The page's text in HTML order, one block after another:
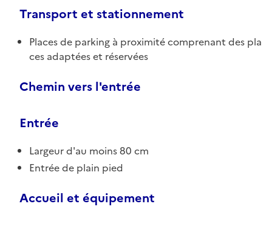
Transport et stationnement
Places de parking à proximité comprenant des pla
ces adaptées et réservées
Chemin vers l'entrée
Entrée
Largeur d'au moins 80 cm
Entrée de plain pied
Accueil et équipement